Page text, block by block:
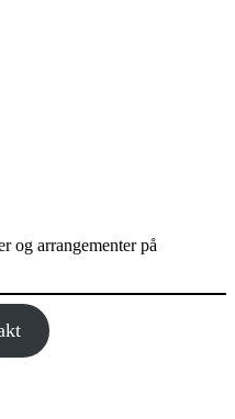
og arrangementer på